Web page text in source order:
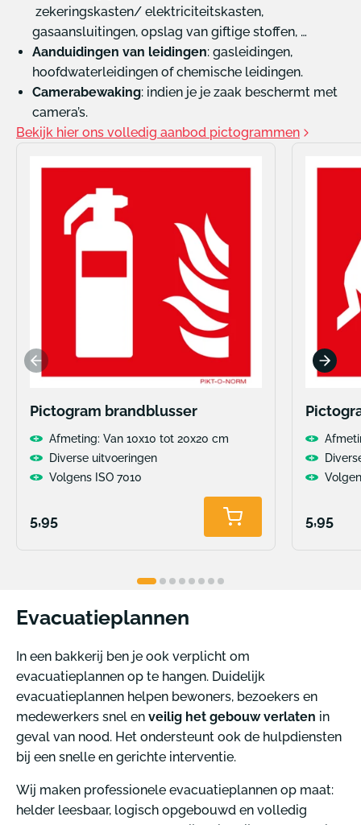
zekeringskasten/ elektriciteitskasten,
gasaansluitingen, opslag van giftige stoffen, …
Aanduidingen van leidingen: gasleidingen,
hoofdwaterleidingen of chemische leidingen.
Camerabewaking: indien je je zaak beschermt met
camera’s.
Bekijk hier ons volledig aanbod pictogrammen
Pictogram brandblusser
Afmeting: Van 10x10 tot 20x20 cm
Diverse uitvoeringen
Volgens ISO 7010
Normale
5,95
Toevoegen
aan
winkelwagen
5,95
Evacuatieplannen
In een bakkerij ben je ook verplicht om
evacuatieplannen op te hangen. Duidelijk
evacuatieplannen helpen bewoners, bezoekers en
medewerkers snel en veilig het gebouw verlaten in
geval van nood. Het ondersteunt ook de hulpdiensten
bij een snelle en gerichte interventie.
Wij maken professionele evacuatieplannen op maat:
helder leesbaar, logisch opgebouwd en volledig